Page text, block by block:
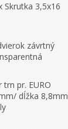
Skrutka 3,5x16
závrtný
trn pr. EURO
dĺžka 8,8mm